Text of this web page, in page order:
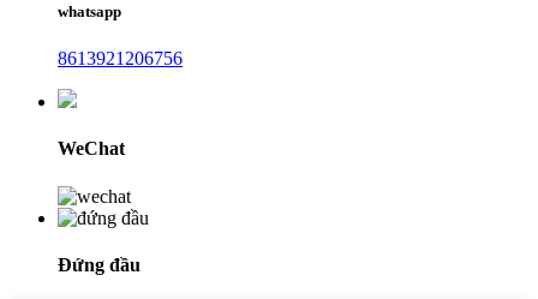
whatsapp
8613921206756
WeChat
Đứng đầu